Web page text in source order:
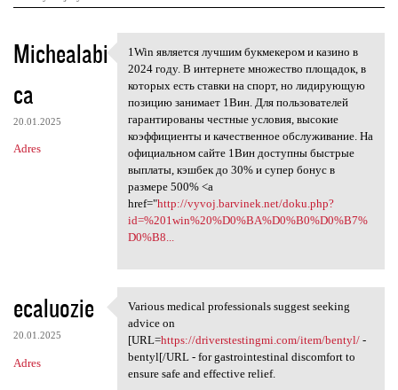
K
o
m
e
n
Michealabi
ca
20.01.2025
Adres
1Win является лучшим
1Win является лучшим букмекером и казино в
2024 году. В интернете множество площадок, в
которых есть ставки на спорт, но лидирующую
позицию занимает 1Вин. Для пользователей
гарантированы честные условия, высокие
коэффициенты и качественное обслуживание. На
официальном сайте 1Вин доступны быстрые
выплаты, кэшбек до 30% и супер бонус в
размере 500% <a
href="http://vyvoj.barvinek.net/doku.php?
id=%201win%20%D0%BA%D0%B0%D0%B7%
D0%B8...
ecaluozie
20.01.2025
Adres
Various medical professionals
Various medical professionals suggest seeking
advice on
[URL=https://driverstestingmi.com/item/bentyl/-
bentyl[/URL - for gastrointestinal discomfort to
ensure safe and effective relief.